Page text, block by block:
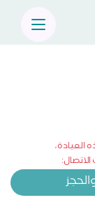
العيادة،